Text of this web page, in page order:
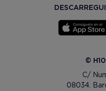
©
C/
08034.